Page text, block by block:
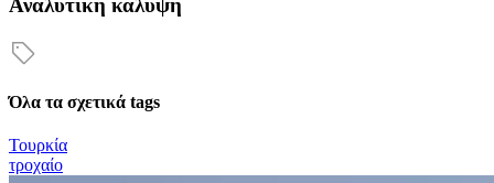
Αναλυτική κάλυψη
Όλα τα σχετικά tags
Τουρκία
τροχαίο